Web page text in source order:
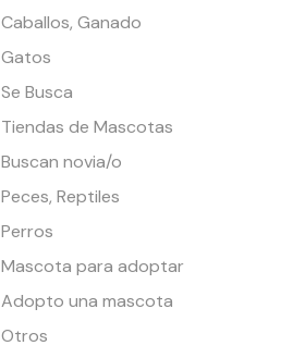
Caballos, Ganado
Gatos
Se Busca
Tiendas de Mascotas
Buscan novia/o
Peces, Reptiles
Perros
Mascota para adoptar
Adopto una mascota
Otros